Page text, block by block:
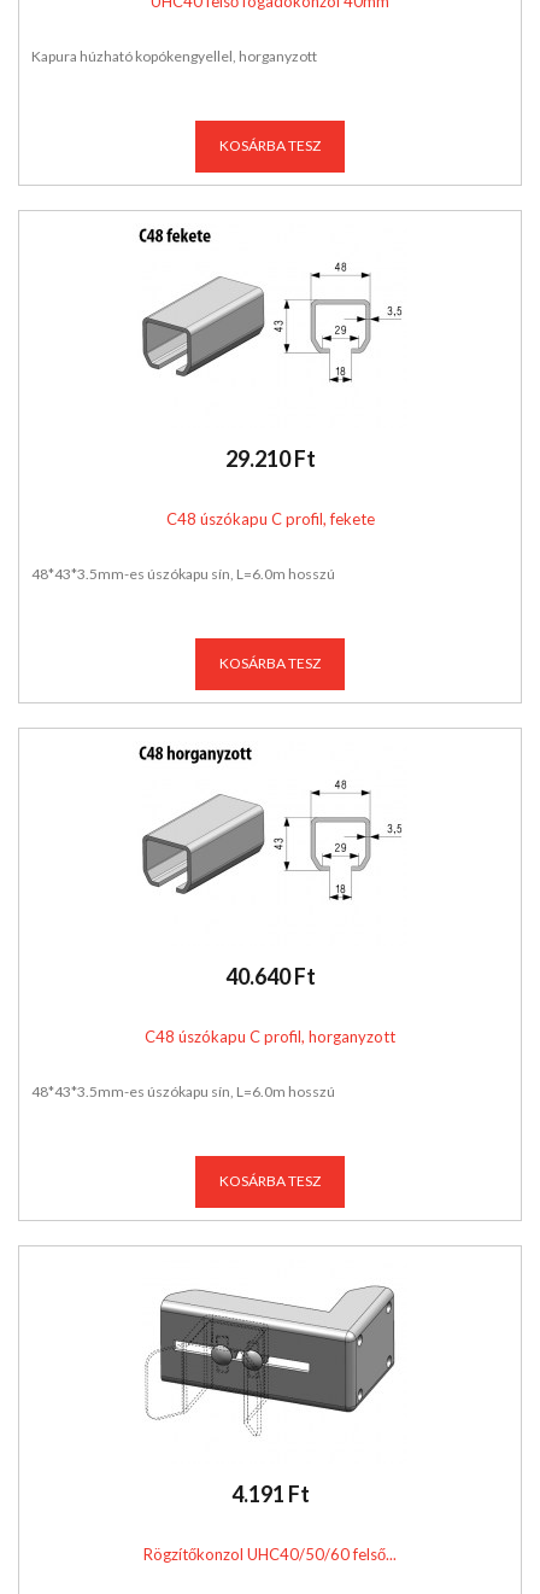
Kapura húzható kopókengyellel, horganyzott
KOSÁRBA TESZ
29.210 Ft
C48 úszókapu C profil, fekete
48*43*3.5mm-es úszókapu sín, L=6.0m hosszú
KOSÁRBA TESZ
40.640 Ft
C48 úszókapu C profil, horganyzott
48*43*3.5mm-es úszókapu sín, L=6.0m hosszú
KOSÁRBA TESZ
4.191 Ft
Rögzítőkonzol UHC40/50/60 felső...